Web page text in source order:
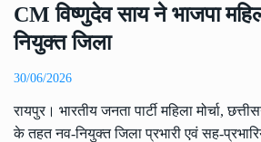
CM विष्णुदेव साय ने भाजपा
नियुक्त जिला
30/06/2026
रायपुर। भारतीय जनता पार्टी महिला मोर्चा,
के तहत नव-नियुक्त जिला प्रभारी एवं सह-